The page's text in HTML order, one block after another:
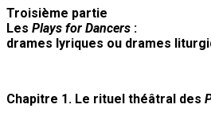
Troisième partie
Les Plays for Dancers :
drames lyriques ou drames
Chapitre 1. Le rituel théâtral des